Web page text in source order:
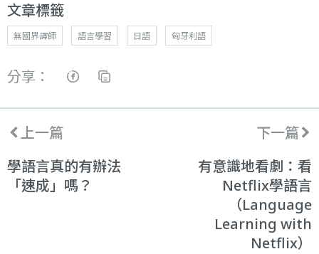
文章標籤
無國界譯師 語言學習 日語 匈牙利語
分享：
上一篇
學語言真的有辦法
「速成」嗎？
下一篇
有意識地看劇：看
Netflix學語言
（Language
Learning with
Netflix）